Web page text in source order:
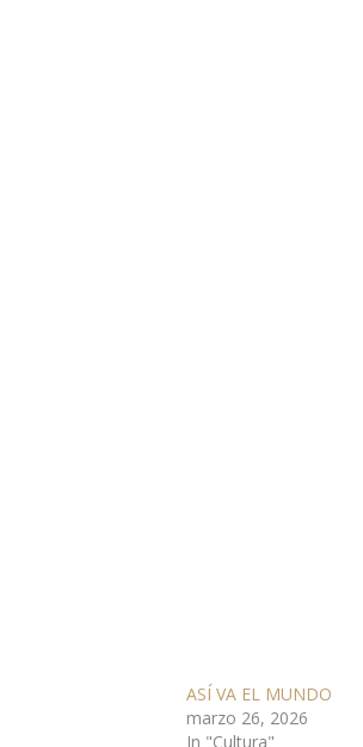
ASÍ VA EL MUNDO
marzo 26, 2026
In "Cultura"